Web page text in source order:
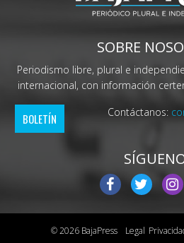
SOBRE
Periodismo libre, plural e
internacional, con información
BOLETÍN Contáctanos:
© 2026 BajaPress Legal